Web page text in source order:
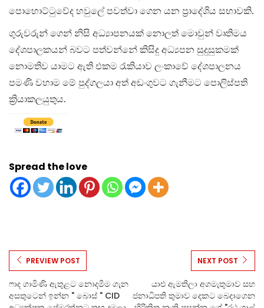
පොහොට්ටුවේද හවුලේ පවත්වා ගෙන යන ප්‍රාදේශිය සභාවකි.
ගුරුවරුන් ගෙන් නිසි අධ්‍යාපනයක් නොලත් මොවුන් වෘතිමය
දේශපාලකයන් බවට පත්වන්නේ කිසිදු අධ්‍යපන සුදුසුකමක්
නොමතිව යාමට ඇති එකම රැකියාව ලංකාවේ දේශපාලනය
පමණි වහාම මේ පුද්ගලයා අත් අඩංගුවට ගැනීමට පොලිස්පති
ක්‍රියාකලයුතුය.
Spread the love
PREVIEW POST
ෆාද ගාමිණි ඇතුළට නොදමීම ගැන
අසතුටෙන් ඉන්න " බොස් " CID
NEXT POST
යාළු ඇමතිලා අගමැතුමාව සහ
ජනාධිපති තුමාව දෙකට බෙදාගෙන